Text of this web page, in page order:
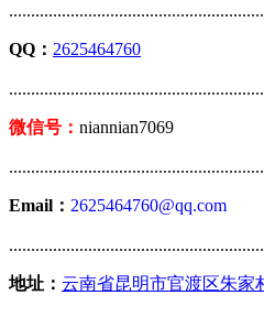
QQ： 2625464760
微信号： niannian7069
Email： 2625464760@qq.com
地址： 云南省昆明市官渡区朱家